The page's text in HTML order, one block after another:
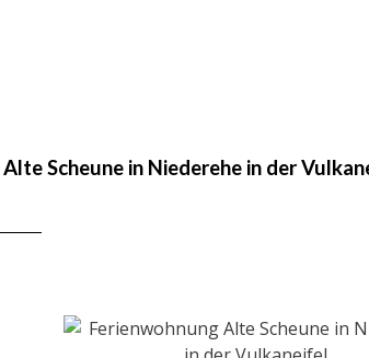
Scheune in Niederehe in der